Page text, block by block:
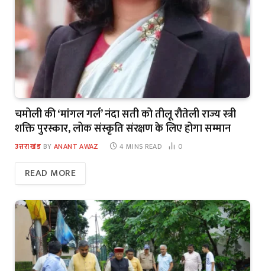
चमोली की ‘मांगल गर्ल’ नंदा सती को तीलू रौतेली राज्य स्त्री
शक्ति पुरस्कार, लोक संस्कृति संरक्षण के लिए होगा सम्मान
उत्तराखंड BY ANANT AWAZ 4 MINS READ 0
READ MORE